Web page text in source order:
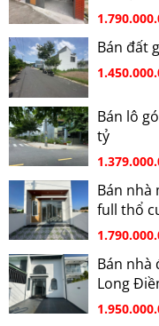
Bán đất
Bán lô
tỷ
Bán nhà
full thổ
Bán nhà
Long